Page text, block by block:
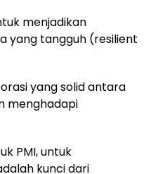
menjadikan
yang tangguh (resilient
yang solid antara
menghadapi
PMI, untuk
kunci dari